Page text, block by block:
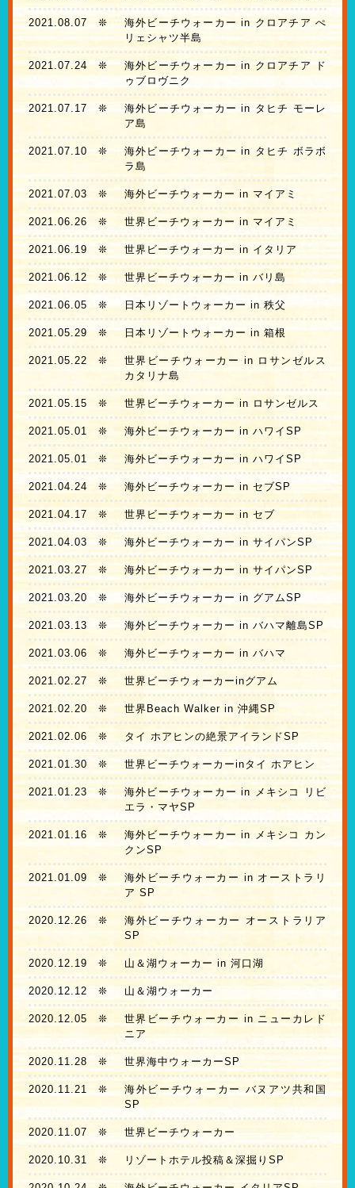
2021.08.07❊
海外ビーチウォーカー in クロアチア ぺ
リェシャツ半島
2021.07.24 ❊
海外ビーチウォーカー in クロアチア ド
ゥブロヴニク
2021.07.17 ❊
海外ビーチウォーカー in タヒチ モーレ
ア島
2021.07.10 ❊
海外ビーチウォーカー in タヒチ ボラボ
ラ島
2021.07.03 ❊ 海外ビーチウォーカー in マイアミ
2021.06.26 ❊ 世界ビーチウォーカー in マイアミ
2021.06.19 ❊ 世界ビーチウォーカー in イタリア
2021.06.12❊ 世界ビーチウォーカー in バリ島
2021.06.05 ❊ 日本リゾートウォーカー in 秩父
2021.05.29 ❊ 日本リゾートウォーカー in 箱根
2021.05.22 ❊
世界ビーチウォーカー in ロサンゼルス
カタリナ島
2021.05.15 ❊ 世界ビーチウォーカー in ロサンゼルス
2021.05.01❊ 海外ビーチウォーカー in ハワイSP
2021.05.01❊ 海外ビーチウォーカー in ハワイSP
2021.04.24 ❊ 海外ビーチウォーカー in セブSP
2021.04.17 ❊ 世界ビーチウォーカー in セブ
2021.04.03❊ 海外ビーチウォーカー in サイパンSP
2021.03.27 ❊ 海外ビーチウォーカー in サイパンSP
2021.03.20 ❊ 海外ビーチウォーカー in グアムSP
2021.03.13 ❊ 海外ビーチウォーカー in バハマ離島SP
2021.03.06 ❊ 海外ビーチウォーカー in バハマ
2021.02.27 ❊ 世界ビーチウォーカーinグアム
2021.02.20 ❊ 世界Beach Walker in 沖縄SP
2021.02.06 ❊ タイ ホアヒンの絶景アイランドSP
2021.01.30 ❊ 世界ビーチウォーカーinタイ ホアヒン
2021.01.23❊
海外ビーチウォーカー in メキシコ リビ
エラ・マヤSP
2021.01.16 ❊
海外ビーチウォーカー in メキシコ カン
クンSP
2021.01.09 ❊
海外ビーチウォーカー in オーストラリ
ア SP
2020.12.26 ❊
海外ビーチウォーカー オーストラリア
SP
2020.12.19 ❊ 山＆湖ウォーカー in 河口湖
2020.12.12 ❊ 山＆湖ウォーカー
2020.12.05 ❊
世界ビーチウォーカー in ニューカレド
ニア
2020.11.28 ❊ 世界海中ウォーカーSP
2020.11.21 ❊
海外ビーチウォーカー バヌアツ共和国
SP
2020.11.07 ❊ 世界ビーチウォーカー
2020.10.31 ❊ リゾートホテル投稿＆深掘りSP